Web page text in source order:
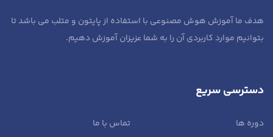
هدف ما آموزش هوش مصنوعی با استفاده از پایتون و متلب می باشد تا
بتوانیم موارد کاربردی آن را به شما عزیزان آموزش دهیم.
دسترسی سریع
دوره ها تماس با ما